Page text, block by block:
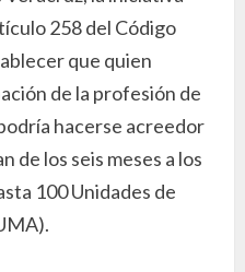
258 del Código
que quien
de la profesión de
hacerse acreedor
de los seis meses a los
100 Unidades de